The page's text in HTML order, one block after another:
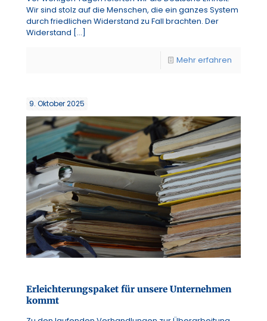
Wir sind stolz auf die Menschen, die ein ganzes System
durch friedlichen Widerstand zu Fall brachten. Der
Widerstand […]
Mehr erfahren
9. Oktober 2025
Erleichterungspaket für unsere Unternehmen
kommt